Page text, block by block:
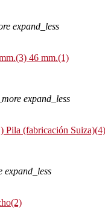
expand_less
(3) 46 mm.(1)
expand_less
Pila (fabricación Suiza)(4)
expand_less
(2)